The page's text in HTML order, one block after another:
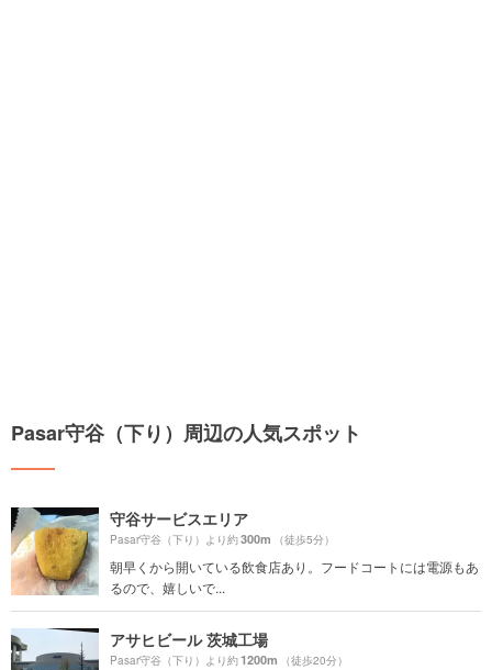
Pasar守谷（下り）周辺の人気スポット
守谷サービスエリア
Pasar守谷（下り）より約300m （徒歩5分）
朝早くから開いている飲食店あり。フードコートには電源もあ
るので、嬉しいで...
アサヒビール 茨城工場
Pasar守谷（下り）より約1200m （徒歩20分）